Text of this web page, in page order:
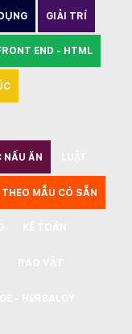
GIẢI TRÍ
END - HTML
NẤU ĂN
THEO MẪU CÓ SẴN